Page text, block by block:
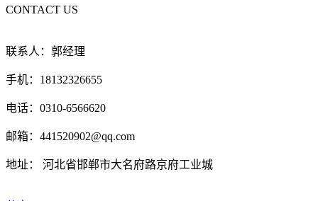
CONTACT US
联系人：郭经理
手机：18132326655
电话：0310-6566620
邮箱：441520902@qq.com
地址： 河北省邯郸市大名府路京府工业城